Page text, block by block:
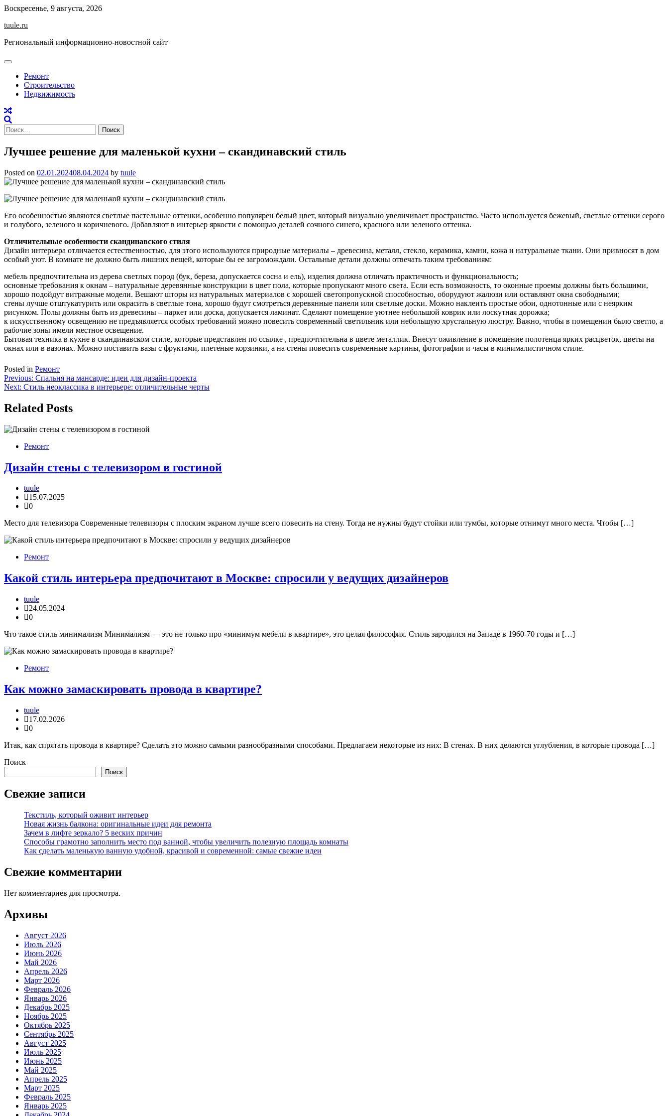
Skip
content
Воскресенье, 9 августа, 2026
tuule.ru
Региональный информационно-новостной сайт
Ремонт
Строительство
Недвижимость
Найти:
Лучшее решение для маленькой кухни – скандинавский стиль
Posted on 02.01.202408.04.2024 by tuule
Его особенностью являются светлые пастельные оттенки, особенно популярен белый цвет, который визуально увеличивает пространство. Часто используется бежевый, светлые оттенки серого
и голубого, зеленого и коричневого. Добавляют в интерьер яркости с помощью деталей сочного синего, красного или зеленого оттенка.
Отличительные особенности скандинавского стиля
Дизайн интерьера отличается естественностью, для этого используются природные материалы – древесина, металл, стекло, керамика, камни, кожа и натуральные ткани. Они привносят в дом
особый уют. В комнате не должно быть лишних вещей, которые бы ее загромождали. Остальные детали должны отвечать таким требованиям:
мебель предпочтительна из дерева светлых пород (бук, береза, допускается сосна и ель), изделия должна отличать практичность и функциональность;
основные требования к окнам – натуральные деревянные конструкции в цвет пола, которые пропускают много света. Если есть возможность, то оконные проемы должны быть большими,
хорошо подойдут витражные модели. Вешают шторы из натуральных материалов с хорошей светопропускной способностью, оборудуют жалюзи или оставляют окна свободными;
стены лучше отштукатурить или окрасить в светлые тона, хорошо будут смотреться деревянные панели или светлые доски. Можно наклеить простые обои, однотонные или с неярким
рисунком. Полы должны быть из древесины – паркет или доска, допускается ламинат. Сделают помещение уютнее небольшой коврик или лоскутная дорожка;
к искусственному освещению не предъявляется особых требований можно повесить современный светильник или небольшую хрустальную люстру. Важно, чтобы в помещении было светло, а
рабочие зоны имели местное освещение.
Бытовая техника в кухне в скандинавском стиле, которые представлен по ссылке , предпочтительна в цвете металлик. Внесут оживление в помещение полотенца ярких расцветок, цветы на
окнах или в вазонах. Можно поставить вазы с фруктами, плетеные корзинки, а на стены повесить современные картины, фотографии и часы в минималистичном стиле.
Posted in Ремонт
Навигация
по
записям
Previous: Спальня на мансарде: идеи для дизайн-проекта
Next: Стиль неоклассика в интерьере: отличительные черты
Related Posts
Ремонт
Дизайн стены с телевизором в гостиной
tuule
15.07.2025
0
Место для телевизора Современные телевизоры с плоским экраном лучше всего повесить на стену. Тогда не нужны будут стойки или тумбы, которые отнимут много места. Чтобы […]
Ремонт
Какой стиль интерьера предпочитают в Москве: спросили у ведущих дизайнеров
tuule
24.05.2024
0
Что такое стиль минимализм Минимализм — это не только про «минимум мебели в квартире», это целая философия. Стиль зародился на Западе в 1960-70 годы и […]
Ремонт
Как можно замаскировать провода в квартире?
tuule
17.02.2026
0
Итак, как спрятать провода в квартире? Сделать это можно самыми разнообразными способами. Предлагаем некоторые из них: В стенах. В них делаются углубления, в которые провода […]
Поиск
Поиск
Свежие записи
Текстиль, который оживит интерьер
Новая жизнь балкона: оригинальные идеи для ремонта
Зачем в лифте зеркало? 5 веских причин
Способы грамотно заполнить место под ванной, чтобы увеличить полезную площадь комнаты
Как сделать маленькую ванную удобной, красивой и современной: самые свежие идеи
Свежие комментарии
Нет комментариев для просмотра.
Архивы
Август 2026
Июль 2026
Июнь 2026
Май 2026
Апрель 2026
Март 2026
Февраль 2026
Январь 2026
Декабрь 2025
Ноябрь 2025
Октябрь 2025
Сентябрь 2025
Август 2025
Июль 2025
Июнь 2025
Май 2025
Апрель 2025
Март 2025
Февраль 2025
Январь 2025